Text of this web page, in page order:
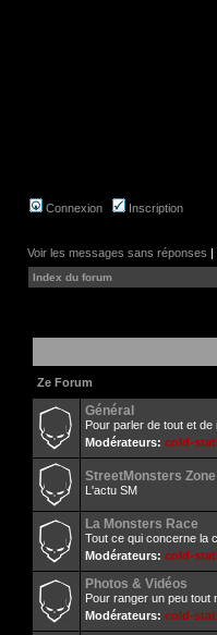
Connexion Inscription
Voir les messages sans réponses |
Index du forum
Ze Forum
Général
Pour parler de tout et de
Modérateurs: cold-
StreetMonsters Zone
L'actu SM
La Monsters Race
Tout ce qui concerne la
Modérateurs: cold-
Photos & Vidéos
Pour ranger un peu tout
Modérateurs: cold-